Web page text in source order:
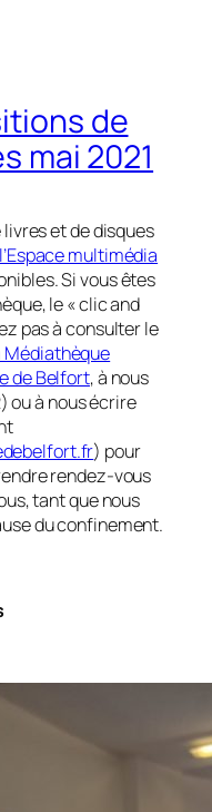
de
mai 2021
et de disques
l’Espace multimédia
Si vous êtes
le « clic and
pas à consulter le
Médiathèque
de Belfort, à nous
ou à nous écrire
) pour
rendez-vous
tant que nous
du confinement.